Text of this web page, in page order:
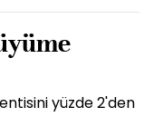
yüzde 2'den